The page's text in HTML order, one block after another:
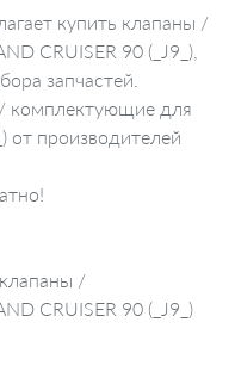
купить клапаны /
CRUISER 90 (_J9_),
запчастей.
/ комплектующие для
от производителей
/
CRUISER 90 (_J9_)